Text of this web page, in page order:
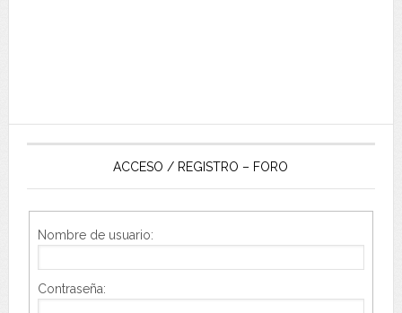
ACCESO / REGISTRO – FORO
Nombre de usuario:
Contraseña: